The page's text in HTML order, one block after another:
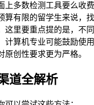
上多数检测工具要么收
算有限的留学生来说，
这里要重点提的是，不
计算机专业可能鼓励使
原创性要求更为严格。
道全解析